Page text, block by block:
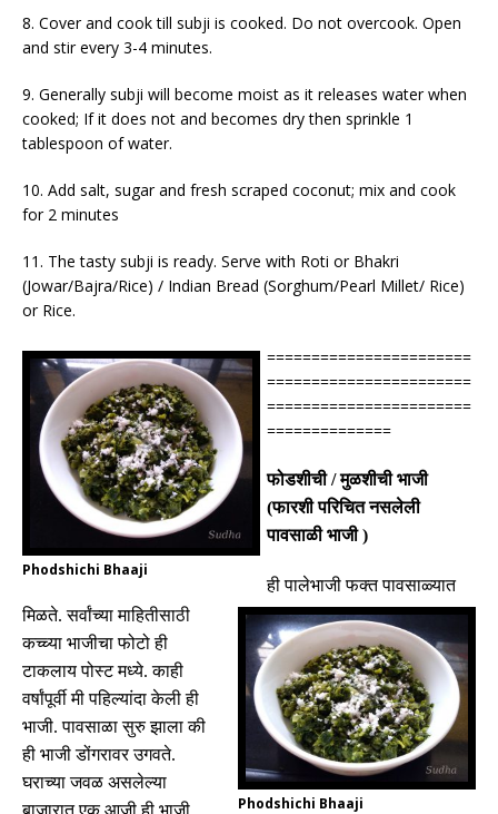
8. Cover and cook till subji is cooked. Do not overcook. Open
and stir every 3-4 minutes.
9. Generally subji will become moist as it releases water when
cooked; If it does not and becomes dry then sprinkle 1
tablespoon of water.
10. Add salt, sugar and fresh scraped coconut; mix and cook
for 2 minutes
11. The tasty subji is ready. Serve with Roti or Bhakri
(Jowar/Bajra/Rice) / Indian Bread (Sorghum/Pearl Millet/ Rice)
or Rice.
Phodshichi Bhaaji
Phodshichi Bhaaji
=======================
=======================
=======================
==============
फोडशीची/मुळशीची भाजी
(फारशी परिचित नसलेली
पावसाळी भाजी)
ही पालेभाजी फक्त पावसाळ्यात
मिळते.सर्वांच्या माहितीसाठी
कच्च्या भाजीचा फोटो ही
टाकलाय पोस्ट मध्ये.काही
वर्षांपूर्वीमी पहिल्यांदा केली ही
भाजी.पावसाळा सुरु झाला की
ही भाजी डोंगरावर उगवते.
घराच्या जवळ असलेल्या